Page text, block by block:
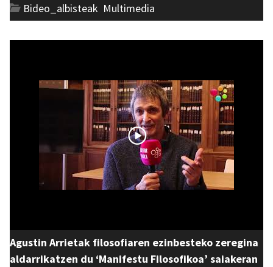
Bideo_albisteak Multimedia
Agustin Arrietak filosofiaren ezinbesteko zeregina
aldarrikatzen du ‘Manifestu Filosofikoa’ saiakeran